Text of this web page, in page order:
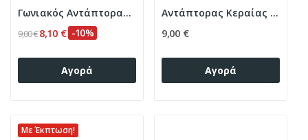
Γωνιακός Αντάπτορας Κεραίας αυτοκινήτου 200mm...
9,00 €8,10 € -10%
Αγορά
Αντάπτορας Κεραίας Fakra Z(f)DIN(m) LEONI/ROKA...
9,00 €
Αγορά
Με Έκπτωση!